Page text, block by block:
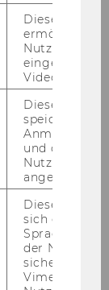
Kubin
und
Walther
Dieses Cookie
ermöglicht
Nutzung des
Video Players
Dieses Cookie
speichert
und ob sich
Nutzer*in
angemeldet
Dieses
sich die
der
Vimeo in der